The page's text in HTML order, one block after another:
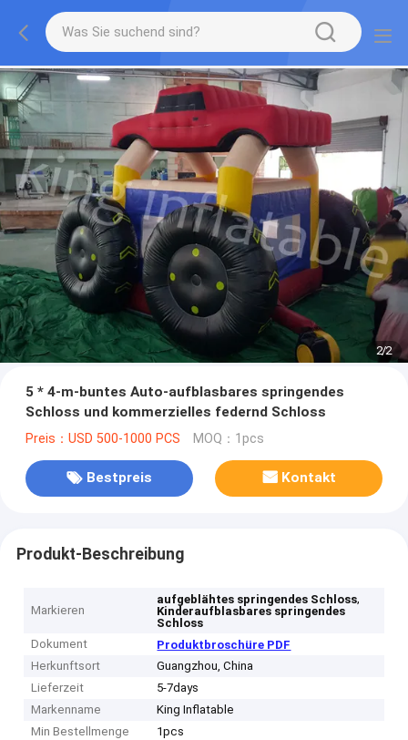
2/2
5 * 4-m-buntes Auto-aufblasbares springendes
Schloss und kommerzielles federnd Schloss
Preis：USD 500-1000 PCS MOQ：1pcs
Bestpreis Kontakt
Produkt-Beschreibung
Markieren
aufgeblähtes springendes Schloss,
Kinderaufblasbares springendes
Schloss
Dokument
Produktbroschüre PDF
Herkunftsort
Guangzhou, China
Lieferzeit
5-7days
Markenname
King Inflatable
Min Bestellmenge
1pcs